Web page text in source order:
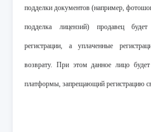
подделки документов (например,
подделка лицензий) продавец
регистрации, а уплаченные
возврату. При этом данное лицо
платформы, запрещающий регистрацию